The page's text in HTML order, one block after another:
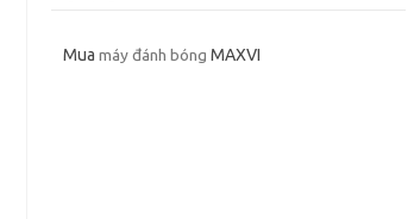
Muamáy đánh bóng MAXVI